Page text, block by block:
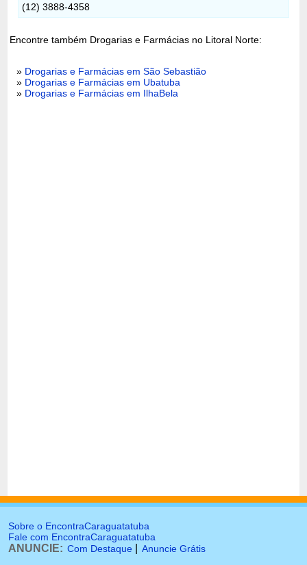
(12) 3888-4358
Encontre também Drogarias e Farmácias no Litoral Norte:
» Drogarias e Farmácias em São Sebastião
» Drogarias e Farmácias em Ubatuba
» Drogarias e Farmácias em IlhaBela
Sobre o EncontraCaraguatatuba
Fale com EncontraCaraguatatuba
ANUNCIE: Com Destaque Anuncie Grátis